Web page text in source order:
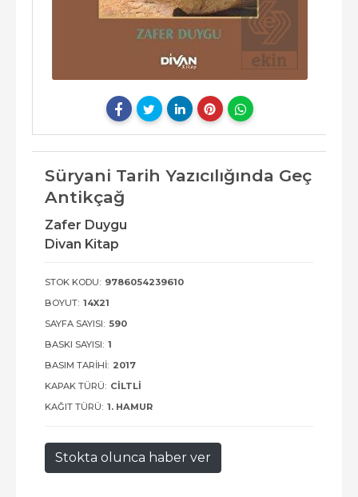
Süryani Tarih Yazıcılığında Geç
Antikçağ
Zafer Duygu
Divan Kitap
STOK KODU: 9786054239610
BOYUT: 14X21
SAYFA SAYISI: 590
BASKI SAYISI: 1
BASIM TARIHI: 2017
KAPAK TÜRÜ: CILTLI
KAĞIT TÜRÜ: 1. HAMUR
Stokta olunca haber ver